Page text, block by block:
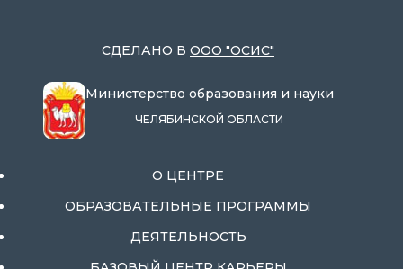
СДЕЛАНО В ООО "ОСИС"
Министерство образования и науки
ЧЕЛЯБИНСКОЙ ОБЛАСТИ
О ЦЕНТРЕ
ОБРАЗОВАТЕЛЬНЫЕ ПРОГРАММЫ
ДЕЯТЕЛЬНОСТЬ